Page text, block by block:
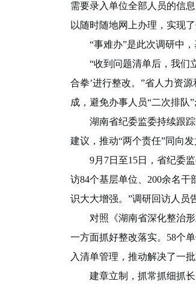
需要录入单位全部人员的信
以随时随地网上办理，实现
“事难办”是此次调研中，
“收到问题清单后，我们立
合拳’进行整改。”省人力资
成，避免办事人员“二次排队
湖南省纪委监委持续跟踪
建议，推动“两个责任”同向发
9月7日至15日，省纪委监
访84个基层单位、200余名
识大大增强。”调研回访人员
对照《湖南省深化整治形
一方面抓好整改落实。58个
入清单管理，推动解决了一批
建章立制，抓常抓细抓长